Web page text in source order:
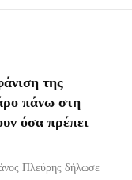
της
πάνω στη
όσα πρέπει
Πλεύρης δήλωσε